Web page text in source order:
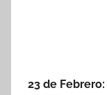
23 de Febrero: